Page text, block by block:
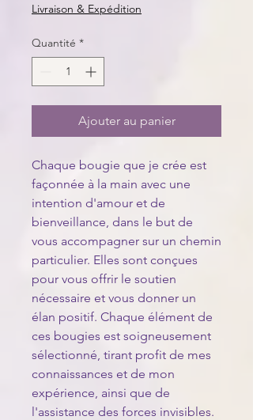
Livraison & Expédition
Quantité *
Ajouter au panier
Chaque bougie que je crée est
façonnée à la main avec une
intention d'amour et de
bienveillance, dans le but de
vous accompagner sur un chemin
particulier. Elles sont conçues
pour vous offrir le soutien
nécessaire et vous donner un
élan positif. Chaque élément de
ces bougies est soigneusement
sélectionné, tirant profit de mes
connaissances et de mon
expérience, ainsi que de
l'assistance des forces invisibles.